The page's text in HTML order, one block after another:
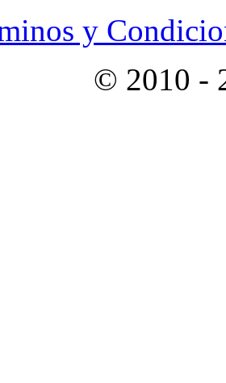
y
© 2010 -